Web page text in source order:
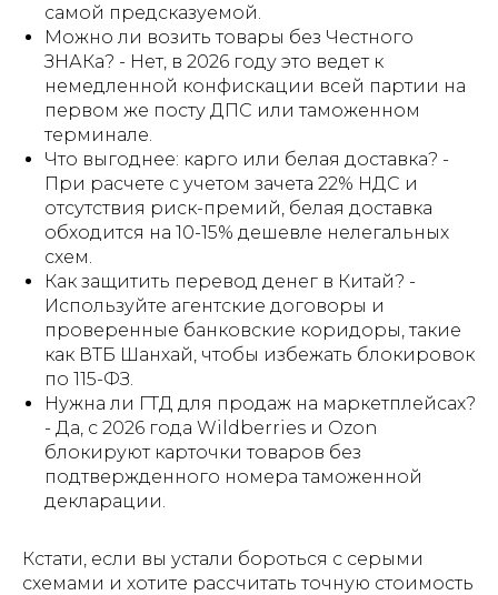
самой предсказуемой.
Можно ли возить товары без Честного
ЗНАКа? - Нет, в 2026 году это ведет к
немедленной конфискации всей партии на
первом же посту ДПС или таможенном
терминале.
Что выгоднее: карго или белая доставка? -
При расчете с учетом зачета 22% НДС и
отсутствия риск-премий, белая доставка
обходится на 10-15% дешевле нелегальных
схем.
Как защитить перевод денег в Китай? -
Используйте агентские договоры и
проверенные банковские коридоры, такие
как ВТБ Шанхай, чтобы избежать блокировок
по 115-ФЗ.
Нужна ли ГТД для продаж на маркетплейсах?
- Да, с 2026 года Wildberries и Ozon
блокируют карточки товаров без
подтвержденного номера таможенной
декларации.
Кстати, если вы устали бороться с серыми
схемами и хотите рассчитать точную стоимость